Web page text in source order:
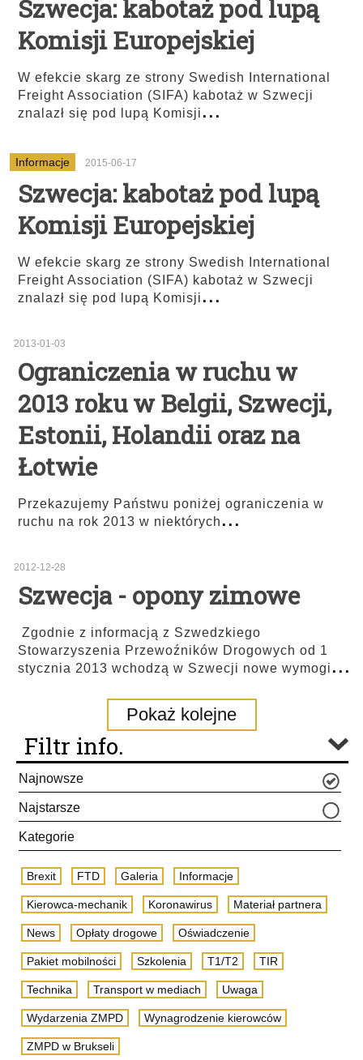
Szwecja: kabotaż pod lupą
Komisji Europejskiej
W efekcie skarg ze strony Swedish International
Freight Association (SIFA) kabotaż w Szwecji
znalazł się pod lupą Komisji...
Informacje 2015-06-17
Szwecja: kabotaż pod lupą
Komisji Europejskiej
W efekcie skarg ze strony Swedish International
Freight Association (SIFA) kabotaż w Szwecji
znalazł się pod lupą Komisji...
2013-01-03
Ograniczenia w ruchu w
2013 roku w Belgii, Szwecji,
Estonii, Holandii oraz na
Łotwie
Przekazujemy Państwu poniżej ograniczenia w
ruchu na rok 2013 w niektórych ...
2012-12-28
Szwecja - opony zimowe
Zgodnie z informacją z Szwedzkiego
Stowarzyszenia Przewoźników Drogowych od 1
stycznia 2013 wchodzą w Szwecji nowe wymogi ...
Pokaż kolejne
Filtr info.
Najnowsze
Najstarsze
Kategorie
Brexit FTD Galeria Informacje
Kierowca-mechanik Koronawirus Materiał partnera
News Opłaty drogowe Oświadczenie
Pakiet mobilności Szkolenia T1/T2 TIR
Technika Transport w mediach Uwaga
Wydarzenia ZMPD Wynagrodzenie kierowców
ZMPD w Brukseli